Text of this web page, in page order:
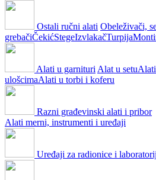
Ostali ručni alati Obeleživači,
grebačiČekićStegeIzvlakačTurpija
Alati u garnituri Alat u setu
ulošcimaAlati u torbi i koferu
Razni građevinski alati i pribor
Alati merni, instrumenti i uređaji
Uređaji za radionice i